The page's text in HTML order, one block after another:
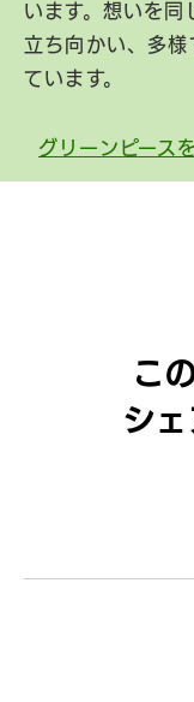
います。想いを同
立ち向かい、多
ています。
グリーンピース
こ
シ